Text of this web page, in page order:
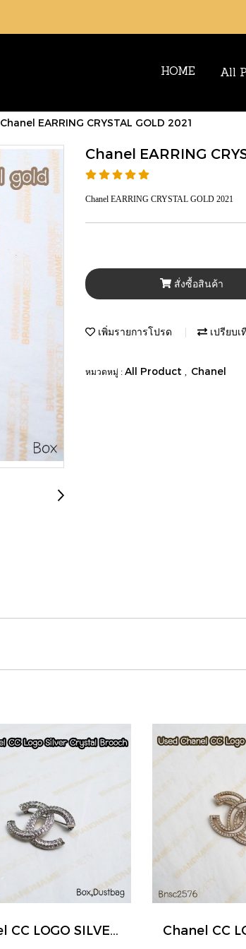
HOME All
Chanel EARRING CRYSTAL GOLD 2021
Chanel EARRING
Chanel EARRING CRYSTAL GOLD 2021
สั่งซื้อสินค้า
เพิ่มรายการโปรด เปรียบเ
หมวดหมู่ : All Product Chanel